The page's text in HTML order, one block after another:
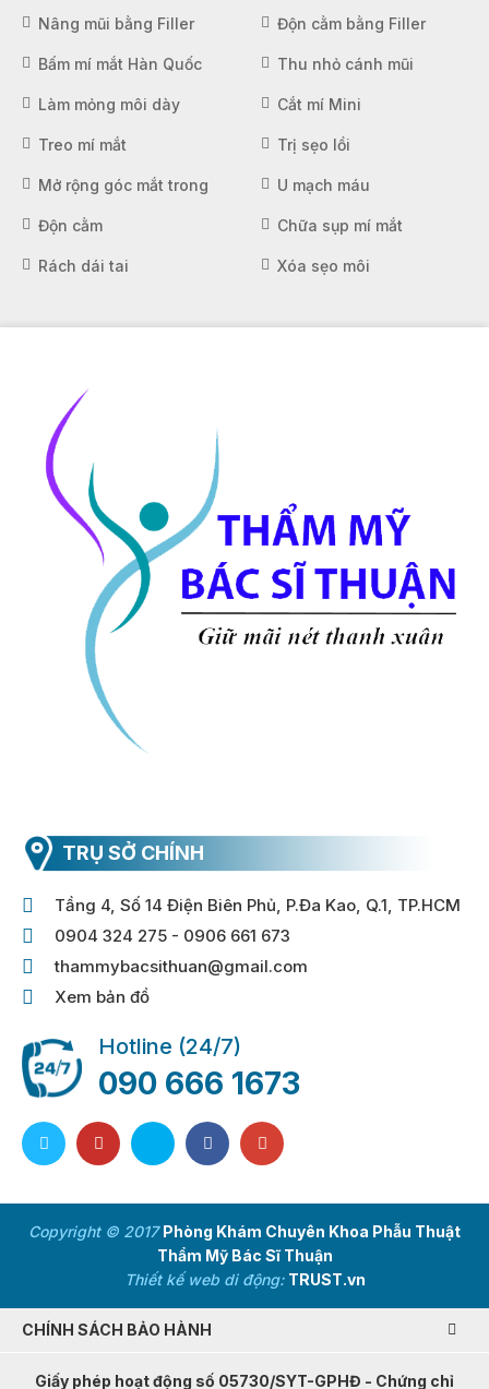
Nâng mũi bằng Filler Độn cằm bằng Filler
Bấm mí mắt Hàn Quốc Thu nhỏ cánh mũi
Làm mỏng môi dày Cắt mí Mini
Treo mí mắt Trị sẹo lồi
Mở rộng góc mắt trong U mạch máu
Độn cằm Chữa sụp mí mắt
Rách dái tai Xóa sẹo môi
TRỤ SỞ CHÍNH
Tầng 4, Số 14 Điện Biên Phủ, P.Đa Kao, Q.1, TP.HCM
0904 324 275 - 0906 661 673
thammybacsithuan@gmail.com
Xem bản đồ
Hotline (24/7)
090 666 1673
Copyright © 2017Phòng Khám Chuyên Khoa Phẫu Thuật
Thẩm Mỹ Bác Sĩ Thuận
Thiết kế web di động: TRUST.vn
CHÍNH SÁCH BẢO HÀNH
Giấy phép hoạt động số 05730/SYT-GPHĐ - Chứng chỉ